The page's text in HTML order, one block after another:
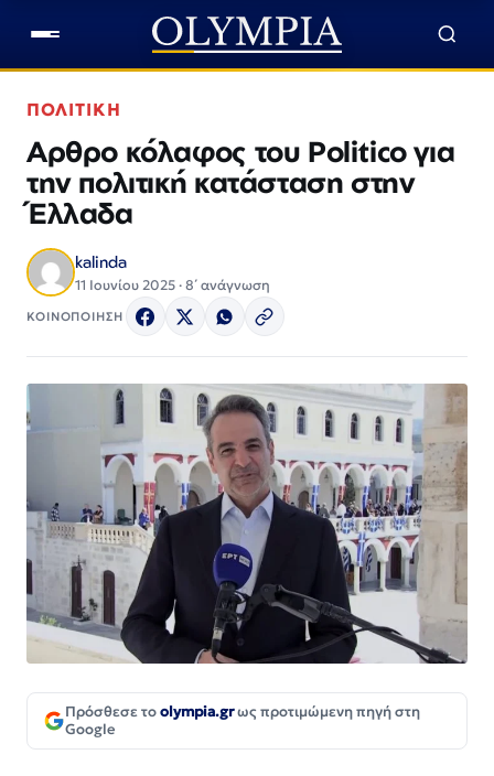
ΠΟΛΙΤΙΚΗ
Αρθρο κόλαφος του Politico για
την πολιτική κατάσταση στην
Έλλαδα
kalinda
11 Ιουνίου 2025 · 8΄ ανάγνωση
ΚΟΙΝΟΠΟΙΗΣΗ
Πρόσθεσε τοolympia.grως προτιμώμενη πηγή στη
Google